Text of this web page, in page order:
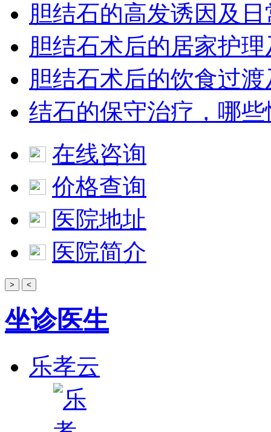
胆结石的高发诱因及
胆结石术后的居家护
胆结石术后的饮食过
结石的保守治疗，哪
在线咨询
价格查询
医院地址
医院简介
> <
坐诊医生
乐孝云